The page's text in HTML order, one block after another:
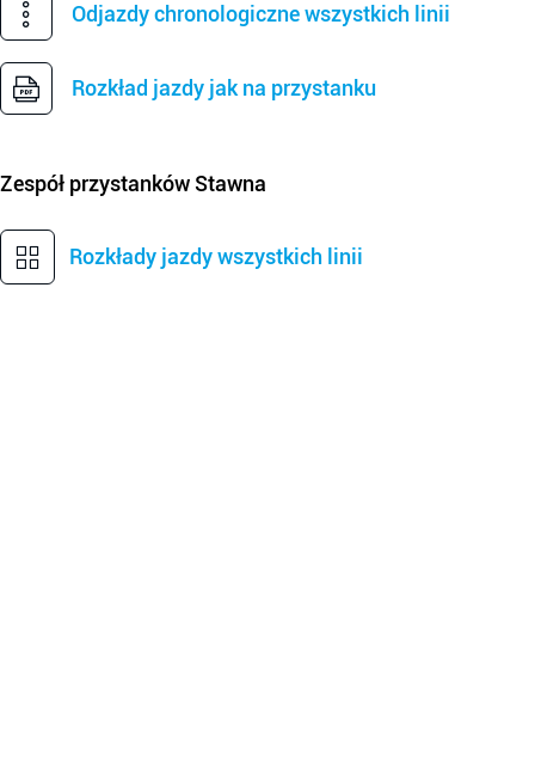
Odjazdy chronologiczne wszystkich linii
Rozkład jazdy jak na przystanku
Zespół przystanków Stawna
Rozkłady jazdy wszystkich linii